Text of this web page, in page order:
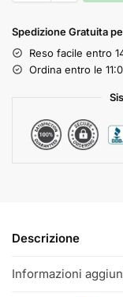
Spedizione Gratuita
Reso facile entro
Ordina entro le
Descrizione
Informazioni